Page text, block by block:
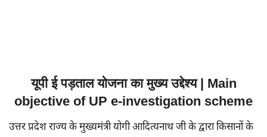
यूपी ई पड़ताल योजना का मुख्य उद्देश्य | Main
objective of UP e-investigation scheme
उत्तर प्रदेश राज्य के मुख्यमंत्री योगी आदित्यनाथ जी के द्वारा किसानों के